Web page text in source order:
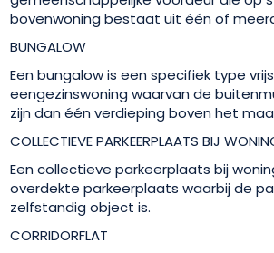
bovenwoning bestaat uit één of
BUNGALOW
Een bungalow is een specifiek type
eengezinswoning waarvan de
zijn dan één verdieping boven het
COLLECTIEVE PARKEERPLAATS BIJ
Een collectieve parkeerplaats bij
overdekte parkeerplaats waarbij de
zelfstandig object is.
CORRIDORFLAT